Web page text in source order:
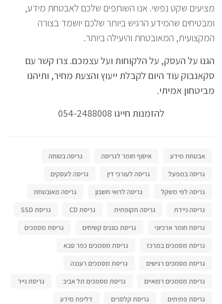
מציעים שקט נפשי. אנו השותפים שלכם לאבטחת מידע,
ומבטיחים שהמידע הרגיש ביותר שלכם יושמד בצורה
המקצועית, המאובטחת והיעילה ביותר.
הגנו על העסק, על הלקוחות ועל עצמכם. צרו קשר עם
סקאנבוק עוד היום לקבלת ייעוץ והצעת מחיר, ותיהנו
מביטחון אמיתי.
להזמנות חייגו 054-2488008
אבטחת מידע איסוף חומר לגריסה
גריסה בטוחה
גריסה במפעל
גריסה לעורכי דין
גריסה לעסקים
גריסה לפי משקל
גריסה לרואי חשבון
גריסה מאובטחת
גריסה ניידת
גריסה תקופתית גריסת CD
גריסת SSD
גריסת חומר ארכיוני
גריסת כוננים קשיחים
גריסת מסמכים
גריסת מסמכים במרכז
גריסת מסמכים כפר סבא
גריסת מסמכים רגישים
גריסת מסמכים רעננה
גריסת מסמכים רפואיים
גריסת מסמכים תל אביב
גריסת נייר
גריסת פתיתים
גריסת קלסרים
דליפת מידע